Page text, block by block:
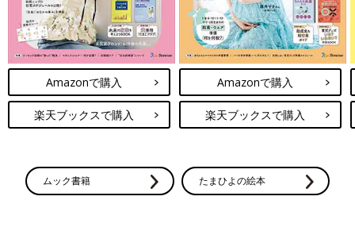
Amazonで購入
楽天ブックスで購入
Amazonで購入
楽天ブックスで購入
ムック書籍 たまひよの絵本